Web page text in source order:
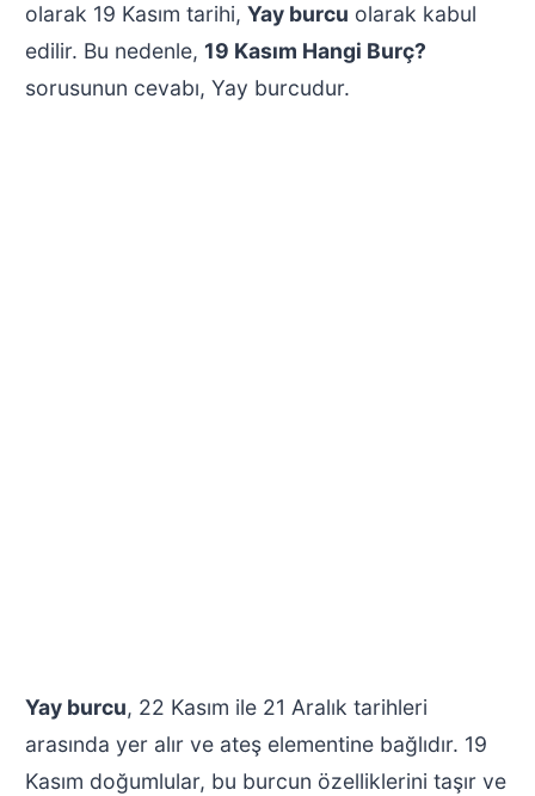
olarak 19 Kasım tarihi, Yay burcu olarak kabul
edilir. Bu nedenle, 19 Kasım Hangi Burç?
sorusunun cevabı, Yay burcudur.
Yay burcu, 22 Kasım ile 21 Aralık tarihleri
arasında yer alır ve ateş elementine bağlıdır. 19
Kasım doğumlular, bu burcun özelliklerini taşır ve